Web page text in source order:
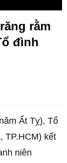
rằm
đình
Ất Tỵ), Tổ
TP.HCM) kết
niên